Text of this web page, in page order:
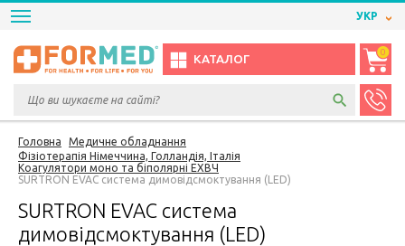
УКР
КАТАЛОГ
0
Головна
Медичне обладнання
Фізіотерапія Німеччина, Голландія, Італія
Коагулятори моно та біполярні ЕХВЧ
SURTRON EVAC система димовідсмоктування (LED)
SURTRON EVAC система
димовідсмоктування (LED)